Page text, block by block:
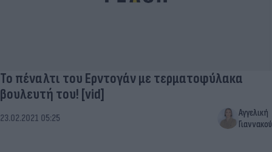
Το πέναλτι του Ερντογάν με τερματοφύλακα
βουλευτή του! [vid]
23.02.2021 05:25
Αγγελική
Γιαννακού